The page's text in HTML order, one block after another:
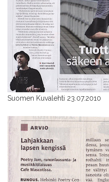
Suomen Kuvalehti 23.07.2010